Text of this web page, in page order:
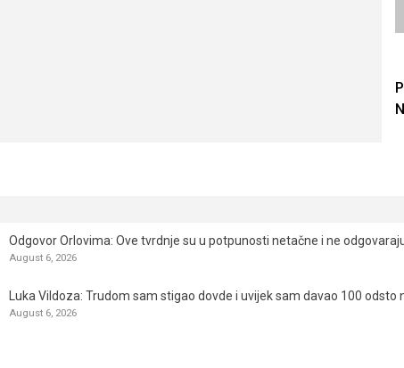
Odgovor Orlovima: ​Ove tvrdnje su u potpunosti netačne i ne
August 6, 2026
Luka Vildoza: Trudom sam stigao dovde i uvijek sam davao 100
August 6, 2026